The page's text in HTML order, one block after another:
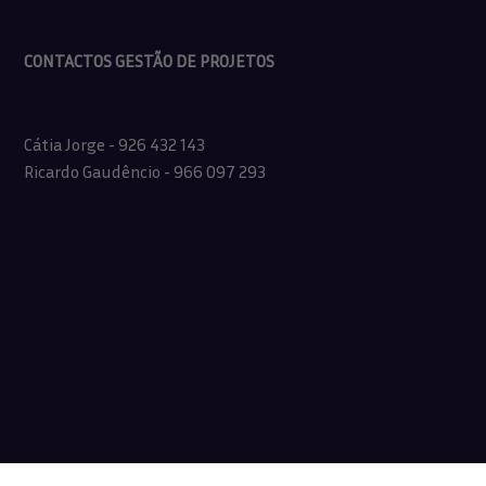
CONTACTOS GESTÃO DE PROJETOS
Cátia Jorge - 926 432 143
Ricardo Gaudêncio - 966 097 293